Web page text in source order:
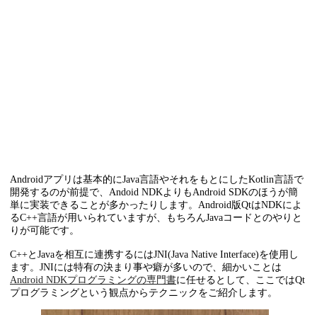
Androidアプリは基本的にJava言語やそれをもとにしたKotlin言語で
開発するのが前提で、Andoid NDKよりもAndroid SDKのほうが簡
単に実装できることが多かったりします。Android版QtはNDKによ
るC++言語が用いられていますが、もちろんJavaコードとのやりと
りが可能です。
C++とJavaを相互に連携するにはJNI(Java Native Interface)を使用し
ます。JNIには特有の決まり事や癖が多いので、細かいことは
Android NDKプログラミングの専門書に任せるとして、ここではQt
プログラミングという観点からテクニックをご紹介します。